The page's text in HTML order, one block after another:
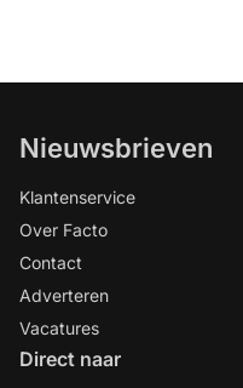
Nieuwsbrieven
Klantenservice
Over Facto
Contact
Adverteren
Vacatures
Direct naar